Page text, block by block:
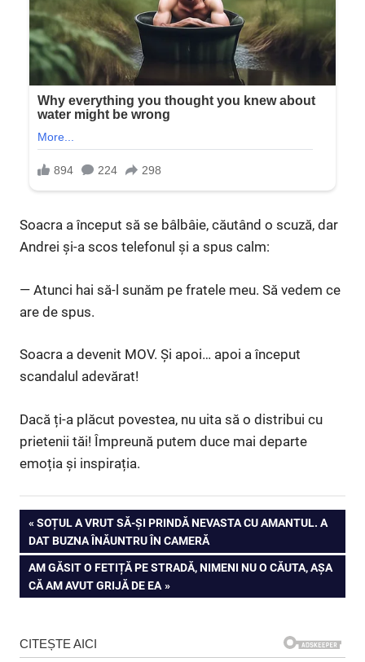
Soacra a început să se bâlbâie, căutând o scuză, dar
Andrei și-a scos telefonul și a spus calm:
— Atunci hai să-l sunăm pe fratele meu. Să vedem ce
are de spus.
Soacra a devenit MOV. Și apoi… apoi a început
scandalul adevărat!
Dacă ți-a plăcut povestea, nu uita să o distribui cu
prietenii tăi! Împreună putem duce mai departe
emoția și inspirația.
Navigare
în
articole
PREVIOUS
POST:
SOȚUL A VRUT SĂ-ȘI PRINDĂ NEVASTA CU AMANTUL. A
DAT BUZNA ÎNĂUNTRU ÎN CAMERĂ
NEXT
POST:
AM GĂSIT O FETIȚĂ PE STRADĂ, NIMENI NU O CĂUTA, AȘA
CĂ AM AVUT GRIJĂ DE EA